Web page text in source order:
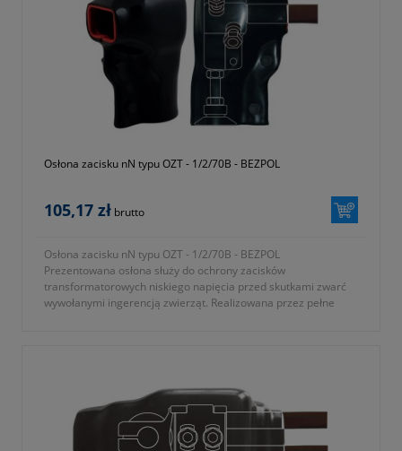
Osłona zacisku nN typu OZT - 1/2/70B - BEZPOL
105,17 zł brutto
Osłona zacisku nN typu OZT - 1/2/70B - BEZPOL
Prezentowana osłona służy do ochrony zacisków
transformatorowych niskiego napięcia przed skutkami zwarć
wywołanymi ingerencją zwierząt. Realizowana przez pełne
- okres gwarancji 12 miesięcy (lub dłużej zgodnie z wytycznymi
producenta)